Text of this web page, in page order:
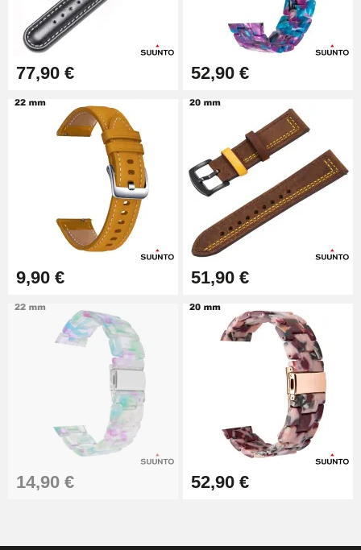
Extracteur de Bracelet de
Montre Facile
77,90 € 52,90 €
9,90 € 51,90 €
14,90 € 52,90 €